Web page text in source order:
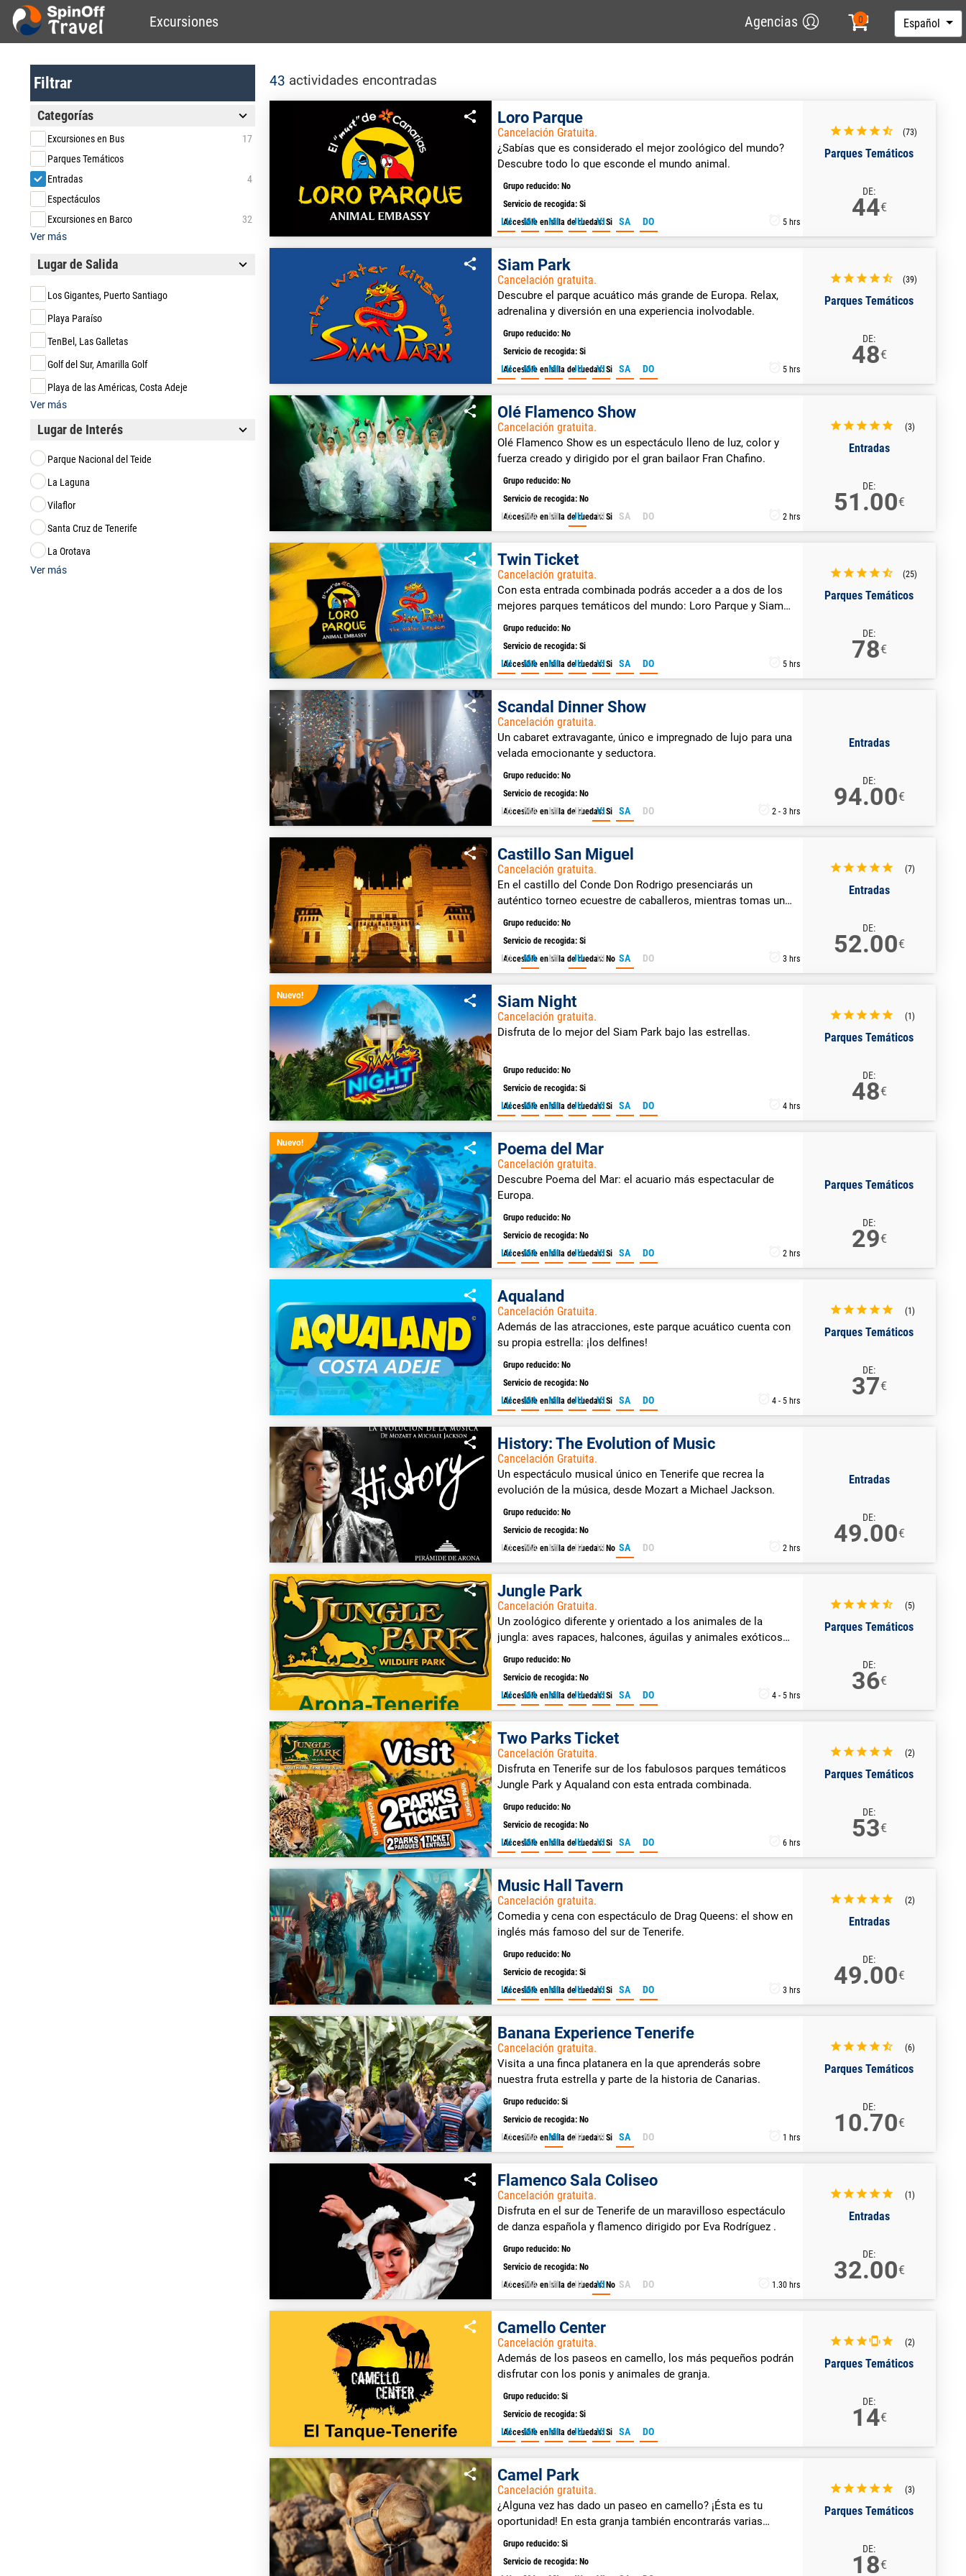
Excursiones Español
Agencias
Filtrar
Categorías
Excursiones en Bus
17
Parques Temáticos
Entradas
4
Espectáculos
Excursiones en Barco
32
Ver más
Lugar de Salida
Los Gigantes, Puerto Santiago
Playa Paraíso
TenBel, Las Galletas
Golf del Sur, Amarilla Golf
Playa de las Américas, Costa Adeje
Ver más
Lugar de Interés
Parque Nacional del Teide
La Laguna
Vilaflor
Santa Cruz de Tenerife
La Orotava
Ver más
43 actividades encontradas
Loro Parque
Cancelación Gratuita.
¿Sabías que es considerado el mejor zoológico del mundo?
Descubre todo lo que esconde el mundo animal.
Grupo reducido: No
Servicio de recogida: Si
Accesible en silla de ruedas: Si
LU MA MI JU VI SA DO 5 hrs
(73)
Parques Temáticos
DE:
44€
Siam Park
Cancelación gratuita.
Descubre el parque acuático más grande de Europa. Relax,
adrenalina y diversión en una experiencia inolvodable.
Grupo reducido: No
Servicio de recogida: Si
Accesible en silla de ruedas: Si
LU MA MI JU VI SA DO 5 hrs
(39)
Parques Temáticos
DE:
48€
Olé Flamenco Show
Cancelación gratuita.
Olé Flamenco Show es un espectáculo lleno de luz, color y
fuerza creado y dirigido por el gran bailaor Fran Chafino.
Grupo reducido: No
Servicio de recogida: No
Accesible en silla de ruedas: Si
LU MA MI JU VI SA DO 2 hrs
(3)
Entradas
DE:
51.00€
Twin Ticket
Cancelación gratuita.
Con esta entrada combinada podrás acceder a a dos de los
mejores parques temáticos del mundo: Loro Parque y Siam
Grupo reducido: No
Servicio de recogida: Si
Accesible en silla de ruedas: Si
LU MA MI JU VI SA DO 5 hrs
(25)
Parques Temáticos
DE:
78€
Scandal Dinner Show
Cancelación gratuita.
Un cabaret extravagante, único e impregnado de lujo para una
velada emocionante y seductora.
Grupo reducido: No
Servicio de recogida: No
Accesible en silla de ruedas: Si
LU MA MI JU VI SA DO 2 - 3 hrs
Entradas
DE:
94.00€
Castillo San Miguel
Cancelación gratuita.
En el castillo del Conde Don Rodrigo presenciarás un
auténtico torneo ecuestre de caballeros, mientras tomas un
banquete al estilo medieval.
Grupo reducido: No
Servicio de recogida: Si
Accesible en silla de ruedas: No
LU MA MI JU VI SA DO 3 hrs
(7)
Entradas
DE:
52.00€
Nuevo! Siam Night
Cancelación gratuita.
Disfruta de lo mejor del Siam Park bajo las estrellas.
Grupo reducido: No
Servicio de recogida: Si
Accesible en silla de ruedas: Si
LU MA MI JU VI SA DO 4 hrs
(1)
Parques Temáticos
DE:
48€
Nuevo! Poema del Mar
Cancelación gratuita.
Descubre Poema del Mar: el acuario más espectacular de
Europa.
Grupo reducido: No
Servicio de recogida: No
Accesible en silla de ruedas: Si
LU MA MI JU VI SA DO 2 hrs
Parques Temáticos
DE:
29€
Aqualand
Cancelación Gratuita.
Además de las atracciones, este parque acuático cuenta con
su propia estrella: ¡los delfines!
Grupo reducido: No
Servicio de recogida: No
Accesible en silla de ruedas: Si
LU MA MI JU VI SA DO 4 - 5 hrs
(1)
Parques Temáticos
DE:
37€
History: The Evolution of Music
Cancelación Gratuita.
Un espectáculo musical único en Tenerife que recrea la
evolución de la música, desde Mozart a Michael Jackson.
Grupo reducido: No
Servicio de recogida: No
Accesible en silla de ruedas: No
LU MA MI JU VI SA DO 2 hrs
Entradas
DE:
49.00€
Jungle Park
Cancelación Gratuita.
Un zoológico diferente y orientado a los animales de la
jungla: aves rapaces, halcones, águilas y animales exóticos
de todo tipo.
Grupo reducido: No
Servicio de recogida: No
Accesible en silla de ruedas: Si
LU MA MI JU VI SA DO 4 - 5 hrs
(5)
Parques Temáticos
DE:
36€
Two Parks Ticket
Cancelación Gratuita.
Disfruta en Tenerife sur de los fabulosos parques temáticos
Jungle Park y Aqualand con esta entrada combinada.
Grupo reducido: No
Servicio de recogida: No
Accesible en silla de ruedas: Si
LU MA MI JU VI SA DO 6 hrs
(2)
Parques Temáticos
DE:
53€
Music Hall Tavern
Cancelación gratuita.
Comedia y cena con espectáculo de Drag Queens: el show en
inglés más famoso del sur de Tenerife.
Grupo reducido: No
Servicio de recogida: Si
Accesible en silla de ruedas: Si
LU MA MI JU VI SA DO 3 hrs
(2)
Entradas
DE:
49.00€
Banana Experience Tenerife
Cancelación gratuita.
Visita a una finca platanera en la que aprenderás sobre
nuestra fruta estrella y parte de la historia de Canarias.
Grupo reducido: Si
Servicio de recogida: No
Accesible en silla de ruedas: Si
LU MA MI JU VI SA DO 1 hrs
(6)
Parques Temáticos
DE:
10.70€
Flamenco Sala Coliseo
Cancelación gratuita.
Disfruta en el sur de Tenerife de un maravilloso espectáculo
de danza española y flamenco dirigido por Eva Rodríguez .
Grupo reducido: No
Servicio de recogida: No
Accesible en silla de ruedas: No
LU MA MI JU VI SA DO 1.30 hrs
(1)
Entradas
DE:
32.00€
Camello Center
Cancelación gratuita.
Además de los paseos en camello, los más pequeños podrán
disfrutar con los ponis y animales de granja.
Grupo reducido: Si
Servicio de recogida: Si
Accesible en silla de ruedas: Si
LU MA MI JU VI SA DO
(2)
Parques Temáticos
DE:
14€
Camel Park
Cancelación gratuita.
¿Alguna vez has dado un paseo en camello? ¡Ésta es tu
oportunidad! En esta granja también encontrarás varias
especies nativas de Canarias.
Grupo reducido: Si
Servicio de recogida: No
(3)
Parques Temáticos
DE:
18€